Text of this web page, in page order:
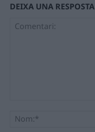
DEIXA UNA RESPOSTA